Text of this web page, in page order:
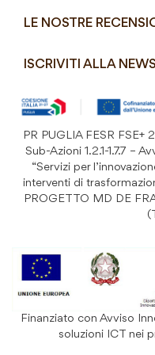
Ristorazione
Detergenza e
Festività
Prodotti Riutilizzabili
Costi di Spedizione
LE NOSTRE
ISCRIVITI ALLA
alla
Newsletter:
ISCRIVITI
PR PUGLIA FESR FSE+
Sub-Azioni 1.2.1-1.7.7 –
“Servizi per
interventi di
PROGETTO MD DE
Finanziato con Avviso
soluzioni ICT nei